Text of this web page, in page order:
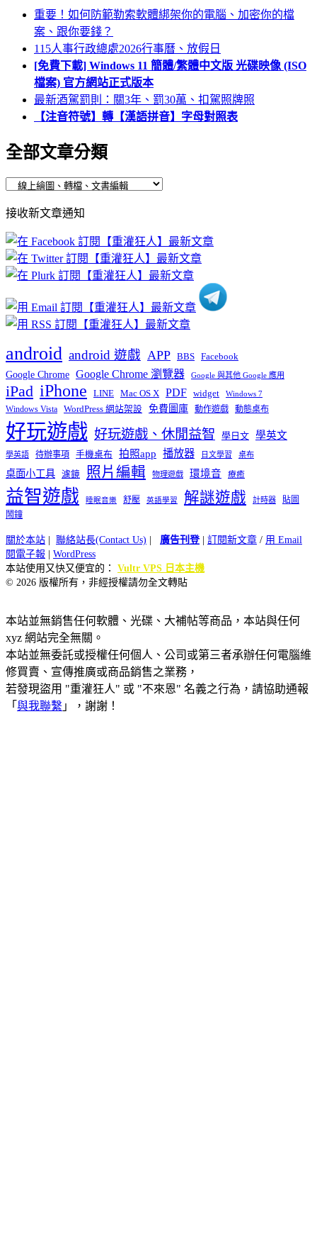
重要！如何防範勒索軟體綁架你的電腦、加密你的檔
案、跟你要錢？
115人事行政總處2026行事曆、放假日
[免費下載] Windows 11 簡體/繁體中文版 光碟映像 (ISO
檔案) 官方網站正式版本
最新酒駕罰則：關3年、罰30萬、扣駕照牌照
【注音符號】轉【漢語拼音】字母對照表
全部文章分類
文
章
分
類
接收新文章通知
android android 遊戲 APP BBS Facebook
Google Chrome Google Chrome 瀏覽器 Google 與其他 Google 應用
iPad iPhone LINE Mac OS X PDF widget Windows 7
Windows Vista WordPress 網站架設 免費圖庫 動作遊戲 動態桌布
好玩遊戲 好玩遊戲、休閒益智 學日文 學英文
學英語 待辦事項 手機桌布 拍照app 播放器 日文學習 桌布
桌面小工具 濾鏡 照片編輯 物理遊戲 環境音 療癒
益智遊戲 睡眠音樂 舒壓 英語學習 解謎遊戲 計時器
貼圖
鬧鐘
關於本站 | 聯絡站長(Contact Us) | 廣告刊登| 訂閱新文章 / 用 Email
閱電子報 | WordPress
本站使用又快又便宜的： Vultr VPS 日本主機
© 2026 版權所有，非經授權請勿全文轉貼
本站並無銷售任何軟體、光碟、大補帖等商品，本站與任何
xyz 網站完全無關。
本站並無委託或授權任何個人、公司或第三者承辦任何電腦維
修買賣、宣傳推廣或商品銷售之業務，
若發現盜用 "重灌狂人" 或 "不來恩" 名義之行為，請協助通報
「 與我聯繫 」，謝謝！